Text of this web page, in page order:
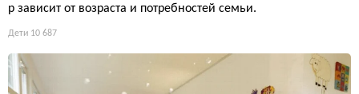
р зависит от возраста и потребностей семьи.
Дети 10 687